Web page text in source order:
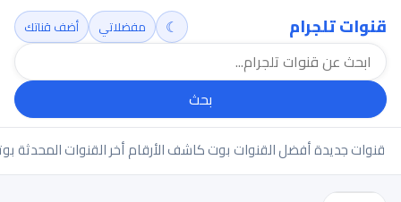
قنوات تلجرام
بحث
☾ مفضلاتي أضف قناتك
قنوات جديدةأفضل القنواتبوت كاشف الأرقامأخر القنوات المحدثة